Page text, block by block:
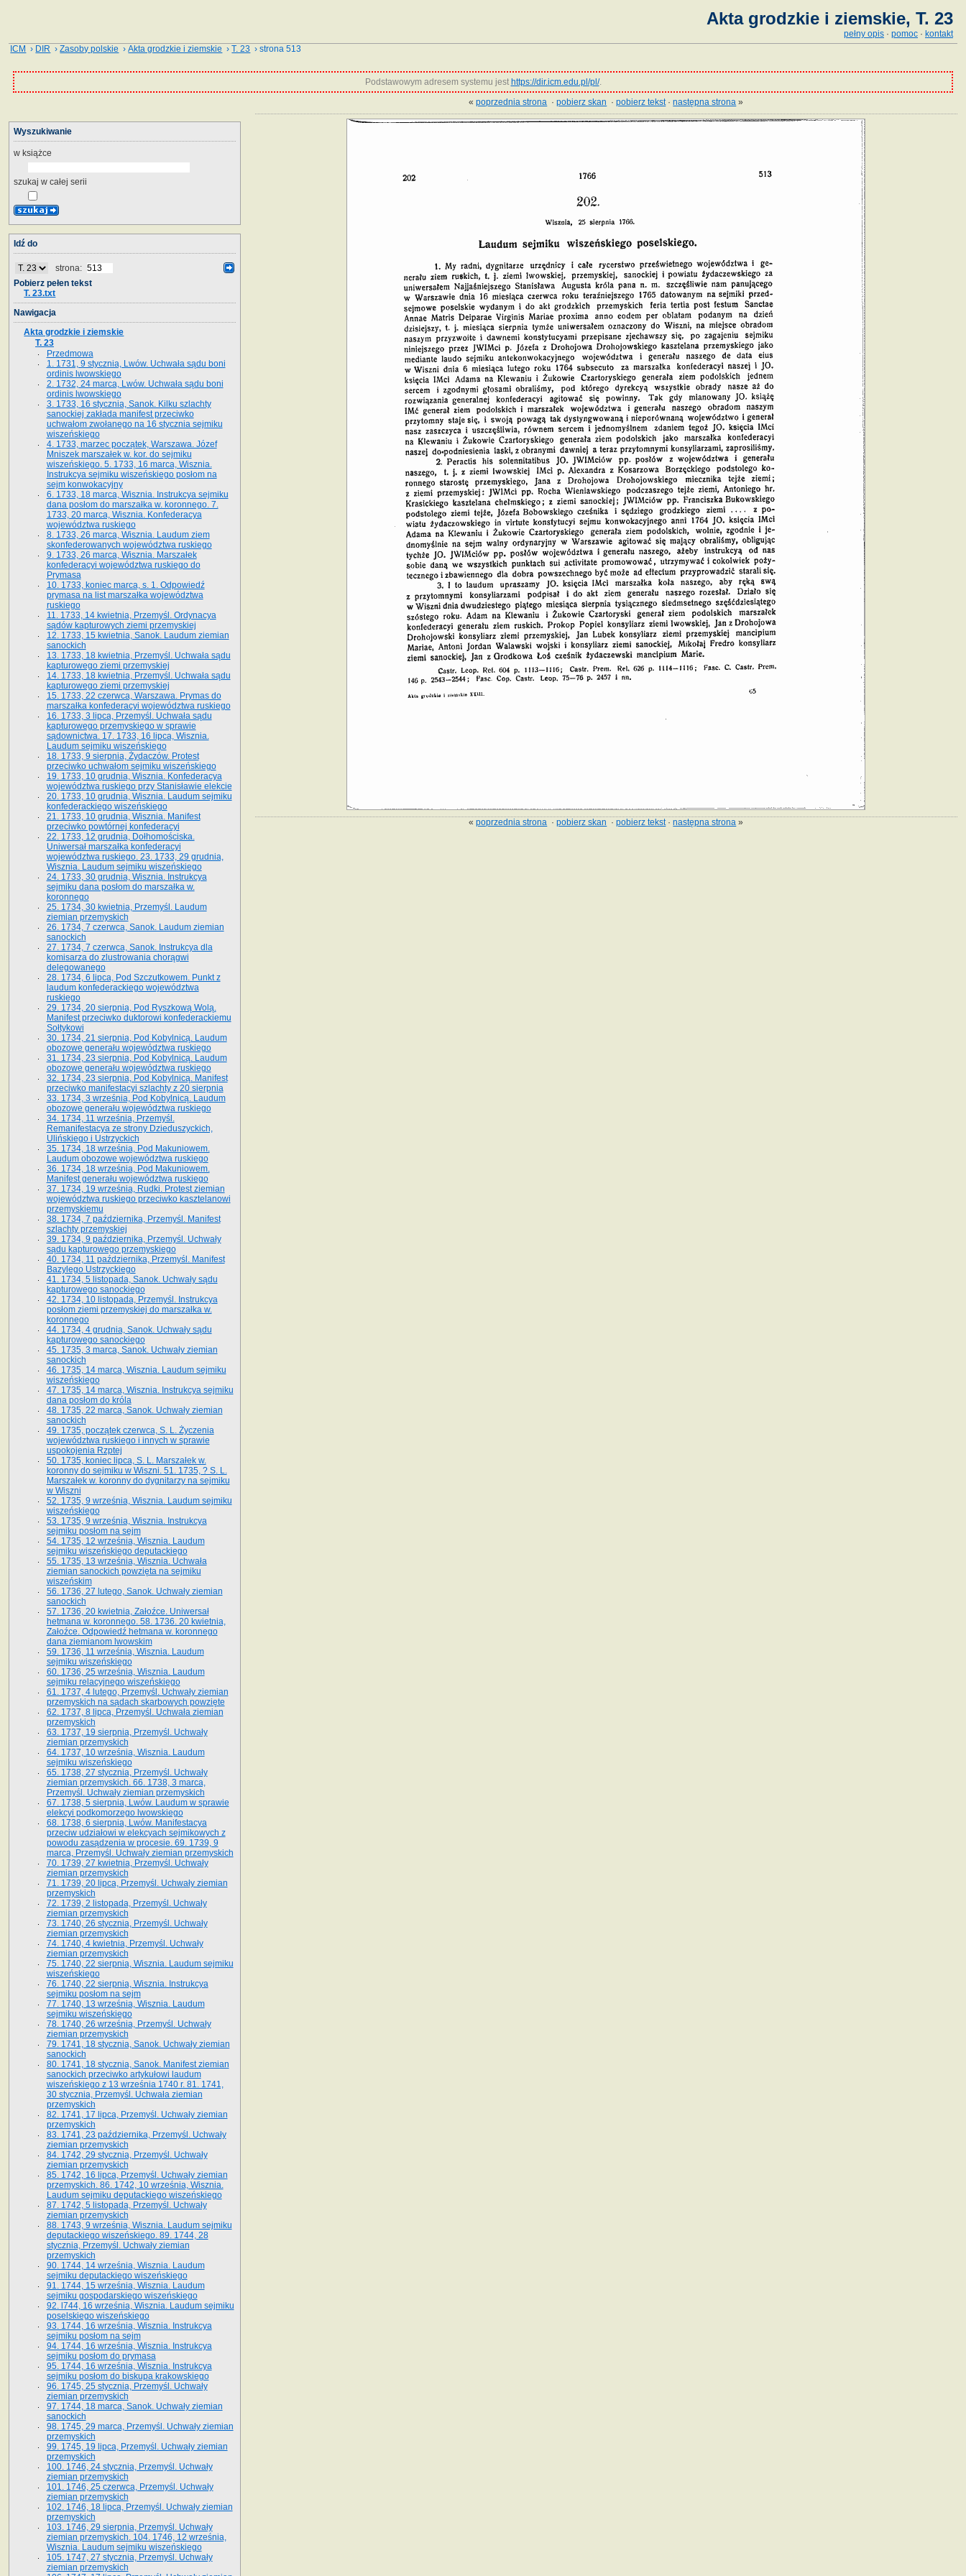
Akta grodzkie i ziemskie, T. 23
pełny opis · pomoc · kontakt
ICM › DIR ›Zasoby polskie ›Akta grodzkie i ziemskie ›T. 23 › strona 513
Podstawowym adresem systemu jest https://dir.icm.edu.pl/pl/.
«poprzednia strona ·pobierz skan ·pobierz tekst·następna strona »
«poprzednia strona ·pobierz skan ·pobierz tekst·następna strona »
Wyszukiwanie
w książce
szukaj w całej serii
Idź do
strona:
Pobierz pełen tekst
T. 23.txt
Nawigacja
Akta grodzkie i ziemskie
T. 23
Przedmowa
1. 1731, 9 stycznia, Lwów. Uchwała sądu boni
ordinis lwowskiego
2. 1732, 24 marca, Lwów. Uchwała sądu boni
ordinis lwowskiego
3. 1733, 16 stycznia, Sanok. Kilku szlachty
sanockiej zakłada manifest przeciwko
uchwałom zwołanego na 16 stycz­nia sejmiku
wiszeńskiego
4. 1733, marzec początek, Warszawa. Józef
Mniszek marszałek w. kor. do sejmiku
wiszeńskiego. 5. 1733, 16 marca, Wisznia.
Instrukcya sejmiku wiszeńskiego posłom na
sejm konwokacyjny
6. 1733, 18 marca, Wisznia. Instrukcya sejmiku
dana posłom do marszałka w. koronnego. 7.
1733, 20 marca, Wisznia. Konfederacya
województwa ruskiego
8. 1733, 26 marca, Wisznia. Laudum ziem
skonfederowanych województwa ruskiego
9. 1733, 26 marca, Wisznia. Marszałek
konfederacyi województwa ruskiego do
Prymasa
10. 1733, koniec marca, s. 1. Odpowiedź
prymasa na list marszałka województwa
ruskiego
11. 1733, 14 kwietnia, Przemyśl. Ordynacya
sądów kapturowych ziemi przemyskiej
12. 1733, 15 kwietnia, Sanok. Laudum ziemian
sanockich
13. 1733, 18 kwietnia, Przemyśl. Uchwała sądu
kapturowego ziemi przemyskiej
14. 1733, 18 kwietnia, Przemyśl. Uchwała sądu
kapturowego ziemi przemyskiej
15. 1733, 22 czerwca, Warszawa. Prymas do
marszałka konfederacyi województwa ruskiego
16. 1733, 3 lipca, Przemyśl. Uchwała sądu
kapturowego przemyskiego w sprawie
sądownictwa. 17. 1733, 16 lipca, Wisznia.
Laudum sejmiku wiszeńskiego
18. 1733, 9 sierpnia, Żydaczów. Protest
przeciwko uchwałom sejmiku wiszeńskiego
19. 1733, 10 grudnia, Wisznia. Konfederacya
województwa ruskiego przy Stanisławie elekcie
20. 1733, 10 grudnia, Wisznia. Laudum sejmiku
konfederackiego wiszeńskiego
21. 1733, 10 grudnia, Wisznia. Manifest
przeciwko powtórnej konfederacyi
22. 1733, 12 grudnia, Dołhomościska.
Uniwersał marszałka konfederacyi
województwa ruskiego. 23. 1733, 29 grudnia,
Wisznia. Laudum sejmiku wiszeńskiego
24. 1733, 30 grudnia, Wisznia. Instrukcya
sejmiku dana posłom do marszałka w.
koronnego
25. 1734, 30 kwietnia, Przemyśl. Laudum
ziemian przemyskich
26. 1734, 7 czerwca, Sanok. Laudum ziemian
sanockich
27. 1734, 7 czerwca, Sanok. Instrukcya dla
komisarza do zlustrowania chorągwi
delegowanego
28. 1734, 6 lipca, Pod Szczutkowem. Punkt z
laudum konfederackiego województwa
ruskiego
29. 1734, 20 sierpnia, Pod Ryszkową Wolą.
Manifest przeciwko duktorowi konfederackiemu
Sołtykowi
30. 1734, 21 sierpnia, Pod Kobylnicą. Laudum
obozowe generału województwa ruskiego
31. 1734, 23 sierpnia, Pod Kobylnicą. Laudum
obozowe generału województwa ruskiego
32. 1734, 23 sierpnia, Pod Kobylnicą. Manifest
przeciwko manifestacyi szlachty z 20 sierpnia
33. 1734, 3 września, Pod Kobylnicą. Laudum
obozowe generału województwa ruskiego
34. 1734, 11 września, Przemyśl.
Remanifestacya ze strony Dzieduszyckich,
Ulińskiego i Ustrzyckich
35. 1734, 18 września, Pod Makuniowem.
Laudum obozowe województwa ruskiego
36. 1734, 18 września, Pod Makuniowem.
Manifest generału województwa ruskiego
37. 1734, 19 września, Rudki. Protest ziemian
województwa ruskiego przeciwko kasztelanowi
przemyskiemu
38. 1734, 7 października, Przemyśl. Manifest
szlachty przemyskiej
39. 1734, 9 października, Przemyśl. Uchwały
sądu kapturowego przemyskiego
40. 1734, 11 października, Przemyśl. Manifest
Bazylego Ustrzyckiego
41. 1734, 5 listopada, Sanok. Uchwały sądu
kapturowego sanockiego
42. 1734, 10 listopada, Przemyśl. Instrukcya
posłom ziemi przemyskiej do marszałka w.
koronnego
44. 1734, 4 grudnia, Sanok. Uchwały sądu
kapturowego sanockiego
45. 1735, 3 marca, Sanok. Uchwały ziemian
sanockich
46. 1735, 14 marca, Wisznia. Laudum sejmiku
wiszeńskiego
47. 1735, 14 marca, Wisznia. Instrukcya sejmiku
dana posłom do króla
48. 1735, 22 marca, Sanok. Uchwały ziemian
sanockich
49. 1735, początek czerwca, S. L. Życzenia
województwa ruskiego i innych w sprawie
uspokojenia Rzptej
50. 1735, koniec lipca, S. L. Marszałek w.
koronny do sejmiku w Wiszni. 51. 1735, ? S. L.
Marszałek w. koronny do dygnitarzy na sejmiku
w Wiszni
52. 1735, 9 września, Wisznia. Laudum sejmiku
wiszeńskiego
53. 1735, 9 września, Wisznia. Instrukcya
sejmiku posłom na sejm
54. 1735, 12 września, Wisznia. Laudum
sejmiku wiszeńskiego deputackiego
55. 1735, 13 września, Wisznia. Uchwała
ziemian sanockich powzięta na sejmiku
wiszeńskim
56. 1736, 27 lutego, Sanok. Uchwały ziemian
sanockich
57. 1736, 20 kwietnia, Załoźce. Uniwersał
hetmana w. koronnego. 58. 1736. 20 kwietnia,
Załoźce. Odpowiedź hetmana w. koronnego
dana ziemianom lwowskim
59. 1736, 11 września, Wisznia. Laudum
sejmiku wiszeńskiego
60. 1736, 25 września, Wisznia. Laudum
sejmiku relacyjnego wiszeńskiego
61. 1737, 4 lutego, Przemyśl. Uchwały ziemian
przemyskich na sądach skarbowych powzięte
62. 1737, 8 lipca, Przemyśl. Uchwała ziemian
przemyskich
63. 1737, 19 sierpnia, Przemyśl. Uchwały
ziemian przemyskich
64. 1737, 10 września, Wisznia. Laudum
sejmiku wiszeńskiego
65. 1738, 27 stycznia, Przemyśl. Uchwały
ziemian przemyskich­­. 66. 1738, 3 marca,
Przemyśl. Uchwały ziemian przemyskich­
67. 1738, 5 sierpnia, Lwów. Laudum w sprawie
elekcyi podkomorzego lwowskiego
68. 1738, 6 sierpnia, Lwów. Manifestacya
przeciw udziałowi w elekcyach sejmikowych z
powodu zasądzenia w procesie. 69. 1739, 9
marca, Przemyśl. Uchwały ziemian przemyskich
70. 1739, 27 kwietnia, Przemyśl. Uchwały
ziemian przemyskich
71. 1739, 20 lipca, Przemyśl. Uchwały ziemian
przemyskich
72. 1739, 2 listopada, Przemyśl. Uchwały
ziemian przemyskich
73. 1740, 26 stycznia, Przemyśl. Uchwały
ziemian przemyskich
74. 1740, 4 kwietnia, Przemyśl. Uchwały
ziemian przemyskich
75. 1740, 22 sierpnia, Wisznia. Laudum sejmiku
wiszeńskiego
76. 1740, 22 sierpnia, Wisznia. Instrukcya
sejmiku posłom na sejm
77. 1740, 13 września, Wisznia. Laudum
sejmiku wiszeńskiego
78. 1740, 26 września, Przemyśl. Uchwały
ziemian przemyskich
79. 1741, 18 stycznia, Sanok. Uchwały ziemian
sanockich
80. 1741, 18 stycznia, Sanok. Manifest ziemian
sanockich przeciwko artykułowi laudum
wiszeńskiego z 13 wrze­śnia 1740 r. 81. 1741,
30 stycznia, Przemyśl. Uchwała ziemian
przemyskich
82. 1741, 17 lipca, Przemyśl. Uchwały ziemian
przemyskich
83. 1741, 23 października, Przemyśl. Uchwały
ziemian przemyskich
84. 1742, 29 stycznia, Przemyśl. Uchwały
ziemian przemyskich
85. 1742, 16 lipca, Przemyśl. Uchwały ziemian
przemyskich. 86. 1742, 10 września, Wisznia.
Laudum sejmiku deputackiego wiszeńskiego
87. 1742, 5 listopada, Przemyśl. Uchwały
ziemian przemyskich
88. 1743, 9 września, Wisznia. Laudum sejmiku
deputackiego wiszeńskiego. 89. 1744, 28
stycznia, Przemyśl. Uchwały ziemian
przemyskich
90. 1744, 14 września, Wisznia. Laudum
sejmiku deputackiego wiszeńskiego
91. 1744, 15 września, Wisznia. Laudum
sejmiku gospodarskiego wiszeńskiego
92. l744, 16 września, Wisznia. Laudum sejmiku
poselskiego wiszeńskiego
93. 1744, 16 września, Wisznia. Instrukcya
sejmiku posłom na sejm
94. 1744, 16 września, Wisznia. Instrukcya
sejmiku posłom do prymasa
95. 1744, 16 września, Wisznia. Instrukcya
sejmiku posłom do biskupa krakowskiego
96. 1745, 25 stycznia, Przemyśl. Uchwały
ziemian przemyskich
97. 1744, 18 marca, Sanok. Uchwały ziemian
sanockich
98. 1745, 29 marca, Przemyśl. Uchwały ziemian
przemyskich
99. 1745, 19 lipca, Przemyśl. Uchwały ziemian
przemyskich
100. 1746, 24 stycznia, Przemyśl. Uchwały
ziemian przemyskich
101. 1746, 25 czerwca, Przemyśl. Uchwały
ziemian przemyskich
102. 1746, 18 lipca, Przemyśl. Uchwały ziemian
przemyskich
103. 1746, 29 sierpnia, Przemyśl. Uchwały
ziemian przemyskich. 104. 1746, 12 września,
Wisznia. Laudum sejmiku wiszeńskiego
105. 1747, 27 stycznia, Przemyśl. Uchwały
ziemian przemyskich